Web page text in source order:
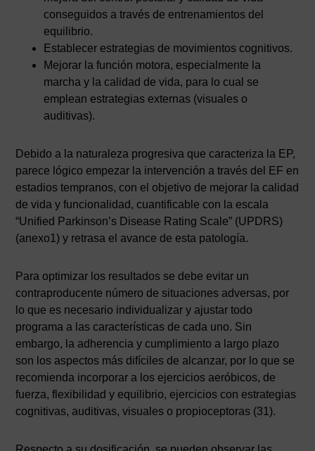
conseguidos a través de entrenamientos del
equilibrio.
Establecer estrategias de movimientos cognitivos.
Mejorar la función motora, especialmente la
marcha y la calidad de vida, para lo cual se
emplean estrategias externas (visuales o
auditivas).
Debido a la naturaleza progresiva que caracteriza la EP,
parece lógico empezar la intervención a través del EF en
estadios tempranos, con el objetivo de mejorar la calidad
de vida y funcionalidad, cuantificable con la escala
“Unified Parkinson’s Disease Rating Scale” (UPDRS)
(anexo1) y retrasa el avance de esta patología.
Para optimizar los resultados se debe evitar un
contraproducente número de situaciones adversas, por
lo que es necesario individualizar y ajustar todo
programa a las características de cada uno. Sin
embargo, la adherencia y cumplimiento a largo plazo
son los aspectos más difíciles de alcanzar, por lo que se
recomienda incorporar a los ejercicios aeróbicos, de
fuerza, flexibilidad y equilibrio, ejercicios con estrategias
cognitivas, auditivas, visuales o propioceptoras (31).